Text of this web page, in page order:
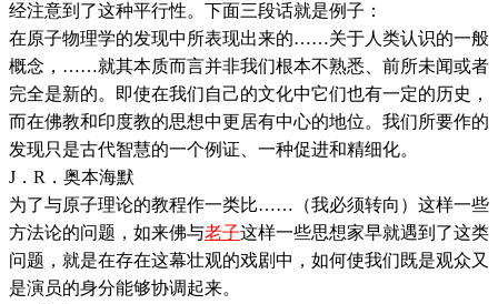
经注意到了这种平行性。下面三段话就是例子：
在原子物理学的发现中所表现出来的……关于人类认识的一般
概念，……就其本质而言并非我们根本不熟悉、前所未闻或者
完全是新的。即使在我们自己的文化中它们也有一定的历史，
而在佛教和印度教的思想中更居有中心的地位。我们所要作的
发现只是古代智慧的一个例证、一种促进和精细化。
J．R．奥本海默
为了与原子理论的教程作一类比……（我必须转向）这样一些
方法论的问题，如来佛与老子这样一些思想家早就遇到了这类
问题，就是在存在这幕壮观的戏剧中，如何使我们既是观众又
是演员的身分能够协调起来。